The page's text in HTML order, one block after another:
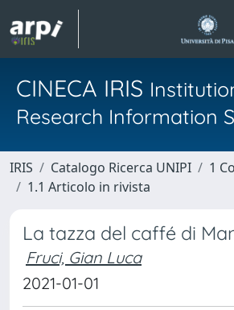
CINECA IRIS
Research Information
IRIS Catalogo Ricerca UNIPI
1
1.1 Articolo in rivista
La tazza del caffé di
Fruci, Gian Luca
2021-01-01